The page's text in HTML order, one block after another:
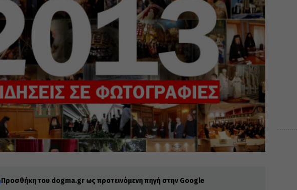
Προσθήκη του dogma.gr ως προτεινόμενη πηγή στην Google